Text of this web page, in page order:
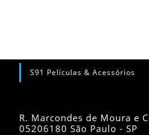
S91 Películas & Acessórios
R. Marcondes de Moura e
05206180 São Paulo - SP